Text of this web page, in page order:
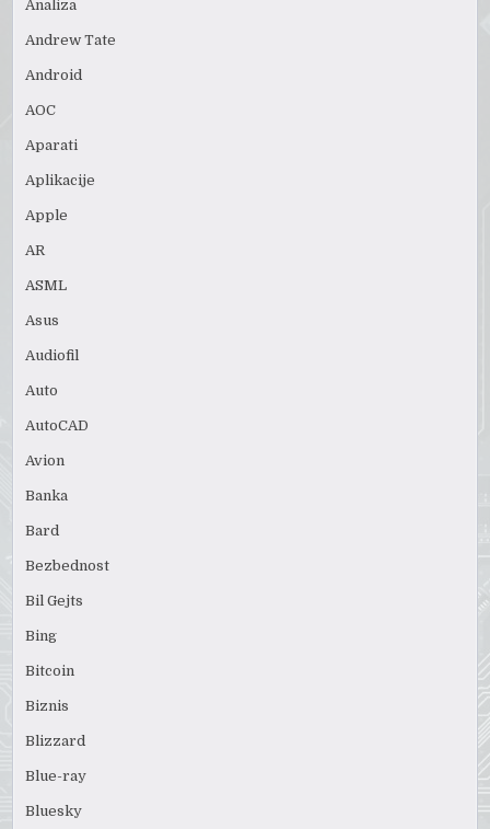
Analiza
Andrew Tate
Android
AOC
Aparati
Aplikacije
Apple
AR
ASML
Asus
Audiofil
Auto
AutoCAD
Avion
Banka
Bard
Bezbednost
Bil Gejts
Bing
Bitcoin
Biznis
Blizzard
Blue-ray
Bluesky